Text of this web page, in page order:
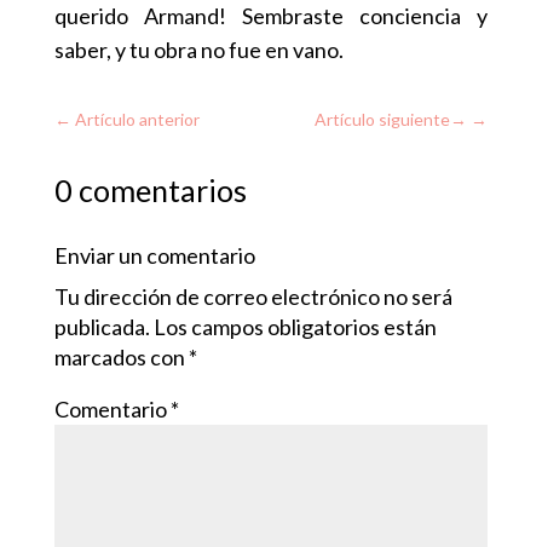
querido Armand! Sembraste conciencia y
saber, y tu obra no fue en vano.
← Artículo anterior Artículo siguiente →
0 comentarios
Enviar un comentario
Tu dirección de correo electrónico no será
publicada. Los campos obligatorios están
marcados con *
Comentario*